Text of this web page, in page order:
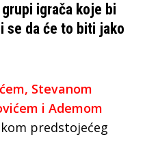
igrača koje bi
se da će to biti jako
Stevanom
i Ademom
predstojećeg